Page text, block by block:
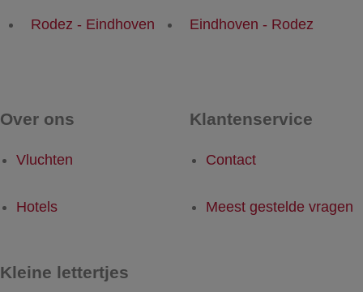
Rodez - Eindhoven Eindhoven - Rodez
Over ons
Vluchten
Hotels
Klantenservice
Contact
Meest gestelde vragen
Kleine lettertjes